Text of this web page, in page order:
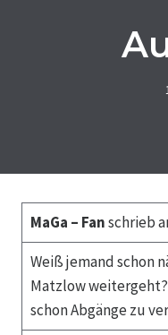
MaGa – Fanschrieb
Weiß jemand schon
Matzlow
schon Abgänge zu